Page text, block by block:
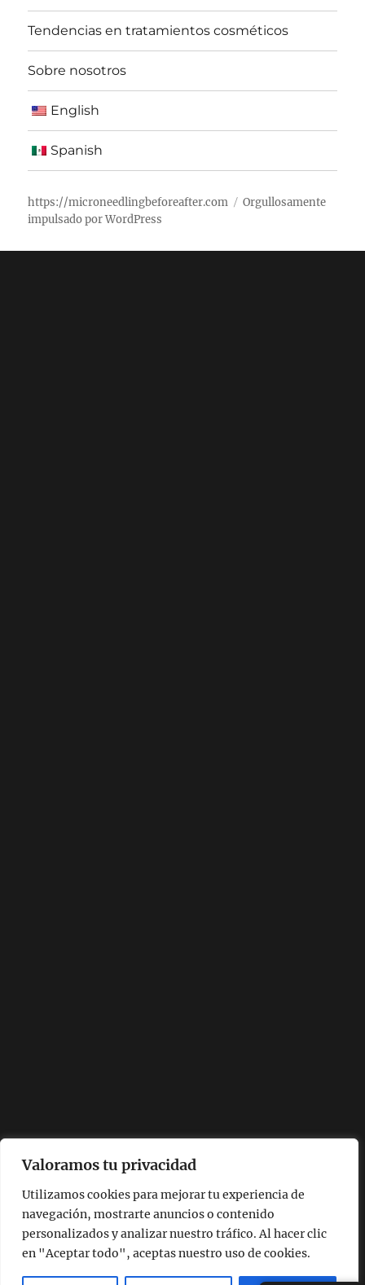
Valoramos tu privacidad
Utilizamos cookies para mejorar tu experiencia de
navegación, mostrarte anuncios o contenido
personalizados y analizar nuestro tráfico. Al hacer clic
en "Aceptar todo", aceptas nuestro uso de cookies.
Tendencias en tratamientos cosméticos
Sobre nosotros
English
Spanish
https://microneedlingbeforeafter.com
Orgullosamente
impulsado por WordPress